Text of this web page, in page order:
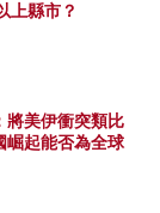
上縣市？
將美伊衝突類比
崛起能否為全球